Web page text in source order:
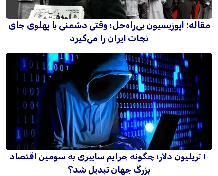
مقاله: اپوزیسیون بی‌راه‌حل؛ وقتی دشمنی با پهلوی جای
نجات ایران را می‌گیرد
۱۰ تریلیون دلار؛ چگونه جرایم سایبری به سومین اقتصاد
بزرگ جهان تبدیل شد؟